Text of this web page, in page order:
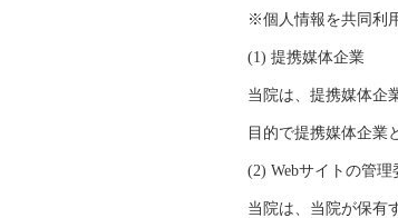
※個人情報を共同利
(1) 提携媒体企業
当院は、提携媒体企
目的で提携媒体企業
(2) Webサイトの管理
当院は、当院が保有